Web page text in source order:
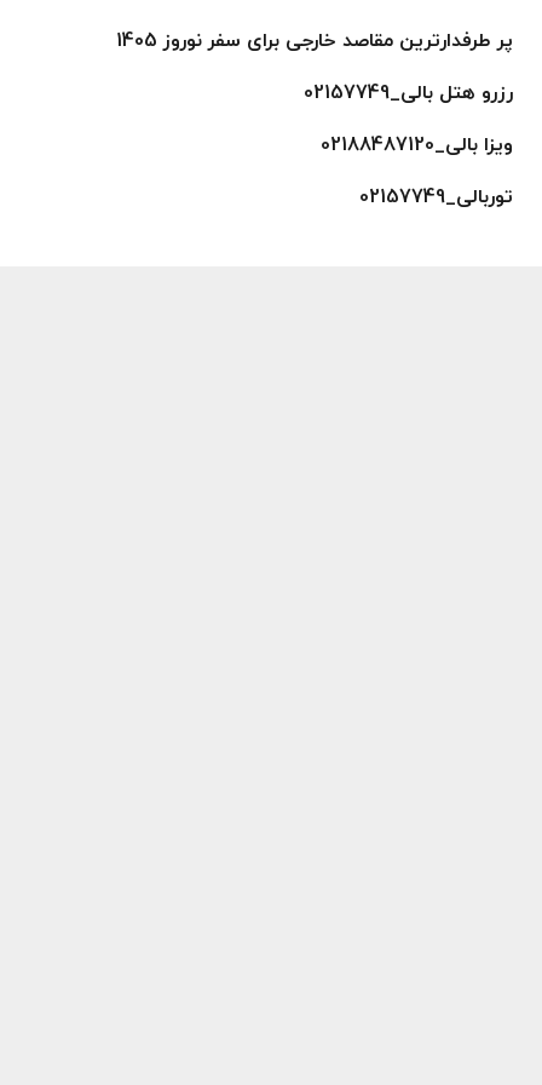
پر طرفدارترین مقاصد خارجی برای سفر نوروز 1405
رزرو هتل بالی_02157749
ویزا بالی_02188487120
توربالی_02157749